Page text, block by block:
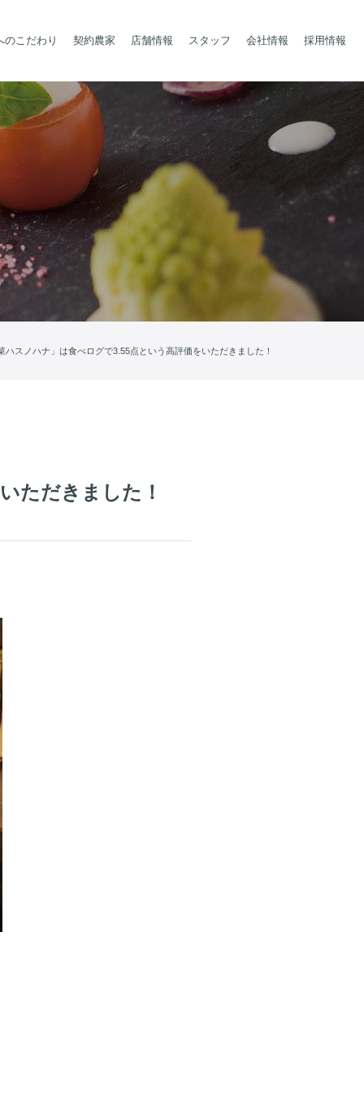
のこだわり 契約農家 店舗情報 スタッフ 会社情報 採用情報
ハスノハナ」は食べログで3.55点という高評価をいただきました！
ただきました！